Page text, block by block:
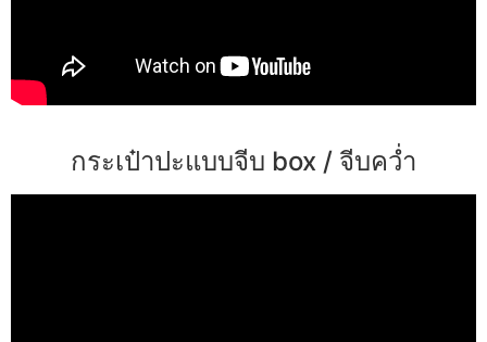
กระเป๋าปะแบบจีบ box / จีบคว่ำ